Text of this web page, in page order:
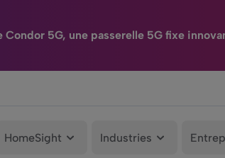
Condor 5G, une passerelle 5G fixe
HomeSight Industries